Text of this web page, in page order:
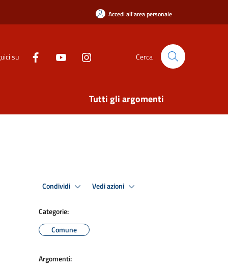
Accedi all'area personale
su Cerca
Tutti gli argomenti
Condividi Vedi azioni
Categorie:
Comune
Argomenti: